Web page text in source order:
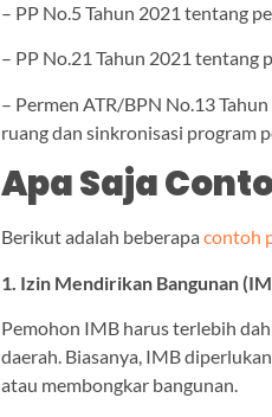
– PP No.5 Tahun 2021 tentang
– PP No.21 Tahun 2021 tentang
– Permen ATR/BPN No.13
ruang dan sinkronisasi program
Apa Saja
Berikut adalah beberapacontoh
1. Izin Mendirikan Bangunan
Pemohon IMB harus terlebih
daerah. Biasanya, IMB
atau membongkar bangunan.